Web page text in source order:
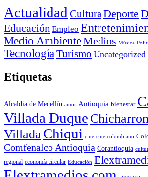
Actualidad Cultura Deporte
Educación Empleo
Medio AmbienteMedios Música
Tecnología Turismo Uncategorized
Etiquetas
Alcaldia de Medellín amor Antioquia bienestar
Villada Duque
Villada Chiqui cine cine colombiano
Comfenalco Antioquia Corantioquia
regional economía circular Educación